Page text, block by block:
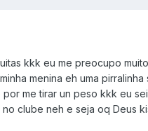
kkk eu me preocupo
menina eh uma
me tirar un peso kkk eu
clube neh e seja oq Deus